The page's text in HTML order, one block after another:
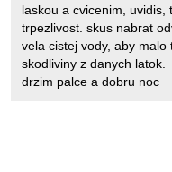
laskou a cvicenim,
trpezlivost. skus nabrat
vela cistej vody, aby
skodliviny z danych latok.
drzim palce a dobru noc